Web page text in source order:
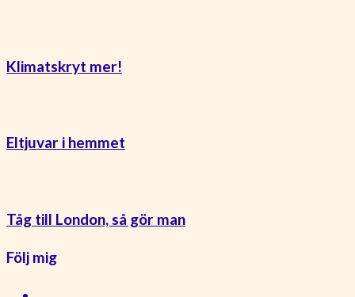
Klimatskryt mer!
Eltjuvar i hemmet
Tåg till London, så gör man
Följ mig